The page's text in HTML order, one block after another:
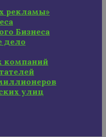
рекламы»
Бизнеса
дело
компаний
улиц